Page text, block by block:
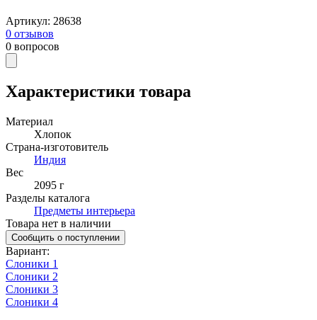
Артикул: 28638
0 отзывов
0 вопросов
Характеристики товара
Материал
Хлопок
Страна-изготовитель
Индия
Вес
2095 г
Разделы каталога
Предметы интерьера
Товара нет в наличии
Сообщить о поступлении
Вариант:
Слоники 1
Слоники 2
Слоники 3
Слоники 4